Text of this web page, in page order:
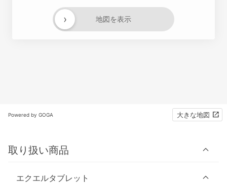
地図を表示
›
Powered by GOGA 大きな地図
取り扱い商品
エクエルタブレット